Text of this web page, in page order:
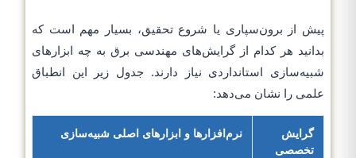
پیش از برون‌سپاری یا شروع تحقیق، بسیار مهم است که
بدانید هر کدام از گرایش‌های مهندسی برق به چه ابزارهای
شبیه‌سازی استانداردی نیاز دارند. جدول زیر این انطباق
علمی را نشان می‌دهد:
گرایش
تخصصی
نرم‌افزارها و ابزارهای اصلی شبیه‌سازی